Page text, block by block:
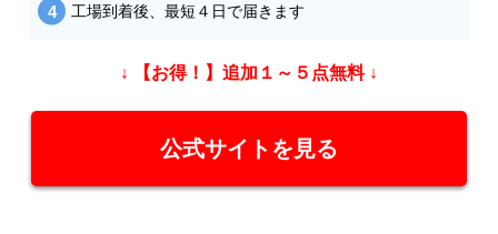
工場到着後、最短４日で届きます
↓ 【お得！】追加１～５点無料 ↓
公式サイトを見る